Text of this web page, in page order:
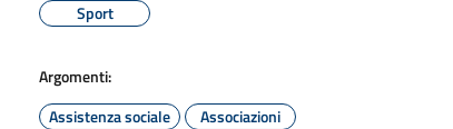
Sport
Argomenti:
Assistenza sociale
Associazioni